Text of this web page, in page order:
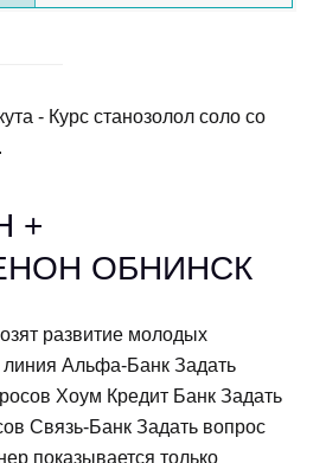
- Курс станозолол соло со
+
ОБНИНСК
развитие молодых
линия Альфа-Банк Задать
Хоум Кредит Банк Задать
Связь-Банк Задать вопрос
показывается только